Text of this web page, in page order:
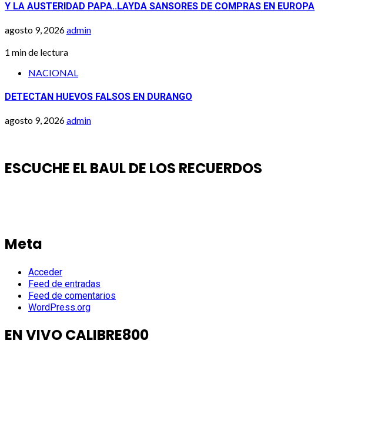
Y LA AUSTERIDAD PAPA..LAYDA SANSORES DE COMPRAS EN EUROPA
agosto 9, 2026admin
1 min de lectura
NACIONAL
DETECTAN HUEVOS FALSOS EN DURANGO
agosto 9, 2026admin
ESCUCHE EL BAUL DE LOS RECUERDOS
Meta
Acceder
Feed de entradas
Feed de comentarios
WordPress.org
EN VIVO CALIBRE800